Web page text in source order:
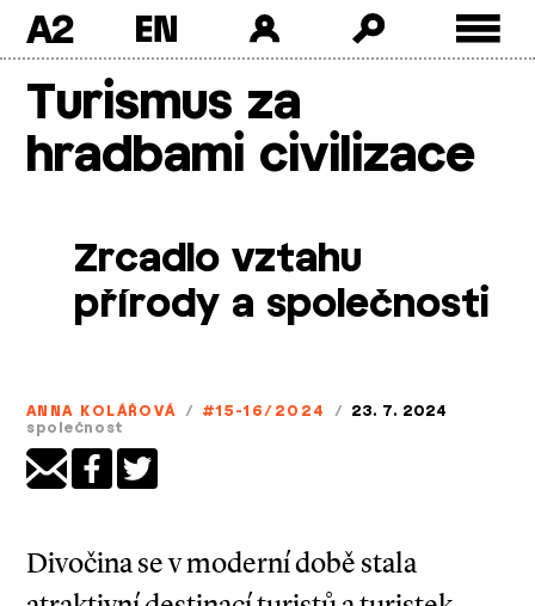
A2
Turismus za
hradbami civilizace
Zrcadlo vztahu
přírody a společnosti
ANNA KOLÁŘOVÁ / #15-16/2024 / 23. 7. 2024
společnost
Divočina se v moderní době stala